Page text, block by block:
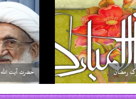
براي من بيشتر باشد آيا مي توانم
را بخوانم؟ آيا اشكالي ندارد؟
خداوند
2 اسفند 96